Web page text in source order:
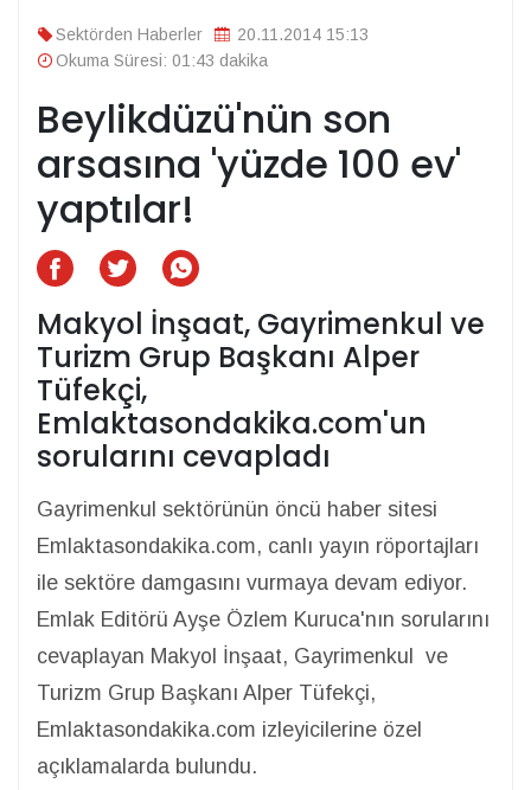
Sektörden Haberler
20.11.2014 15:13
Okuma Süresi: 01:43 dakika
Beylikdüzü'nün son
arsasına 'yüzde 100 ev'
yaptılar!
Makyol İnşaat, Gayrimenkul ve
Turizm Grup Başkanı Alper
Tüfekçi,
Emlaktasondakika.com'un
sorularını cevapladı
Gayrimenkul sektörünün öncü haber sitesi
Emlaktasondakika.com, canlı yayın röportajları
ile sektöre damgasını vurmaya devam ediyor.
Emlak Editörü Ayşe Özlem Kuruca'nın sorularını
cevaplayan Makyol İnşaat, Gayrimenkul ve
Turizm Grup Başkanı Alper Tüfekçi,
Emlaktasondakika.com izleyicilerine özel
açıklamalarda bulundu.